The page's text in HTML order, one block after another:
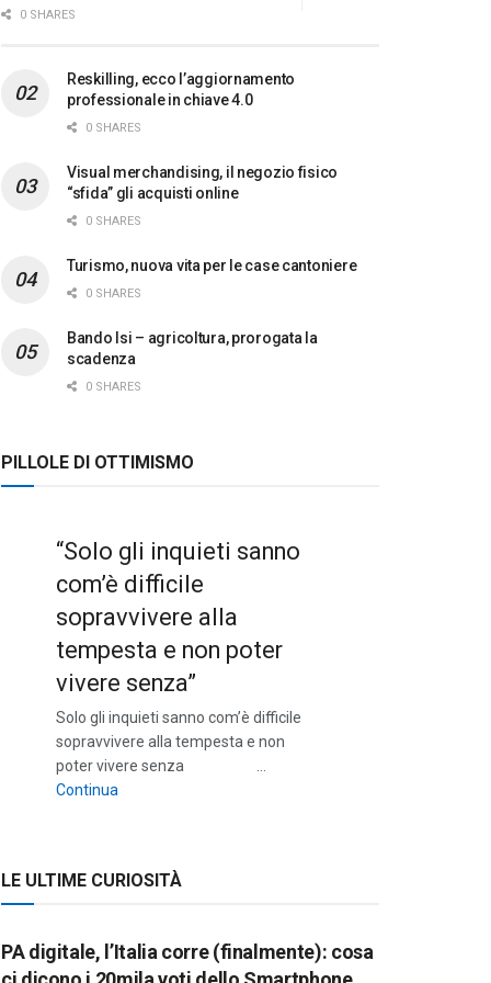
0 SHARES
Reskilling, ecco l’aggiornamento
professionale in chiave 4.0
0 SHARES
Visual merchandising, il negozio fisico
“sfida” gli acquisti online
0 SHARES
Turismo, nuova vita per le case cantoniere
0 SHARES
Bando Isi – agricoltura, prorogata la
scadenza
0 SHARES
PILLOLE DI OTTIMISMO
“Solo gli inquieti sanno
com’è difficile
sopravvivere alla
tempesta e non poter
vivere senza”
Solo gli inquieti sanno com’è difficile
sopravvivere alla tempesta e non
poter vivere senza …
Continua
LE ULTIME CURIOSITÀ
PA digitale, l’Italia corre (finalmente): cosa